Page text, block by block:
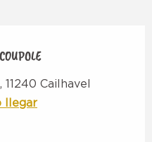
Cailhavel
llegar